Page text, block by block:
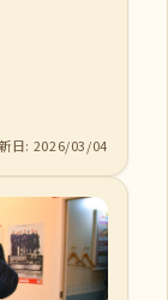
日: 2026/03/04